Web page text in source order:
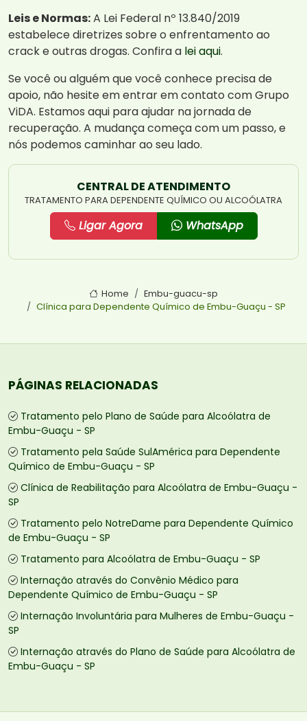
Leis e Normas:A Lei Federal nº 13.840/2019
estabelece diretrizes sobre o enfrentamento ao
crack e outras drogas. Confira a lei aqui.
Se você ou alguém que você conhece precisa de
apoio, não hesite em entrar em contato com Grupo
ViDA. Estamos aqui para ajudar na jornada de
recuperação. A mudança começa com um passo, e
nós podemos caminhar ao seu lado.
CENTRAL DE ATENDIMENTO
TRATAMENTO PARA DEPENDENTE QUÍMICO OU ALCOÓLATRA
Ligar Agora WhatsApp
Home
Embu-guacu-sp
Clínica para Dependente Químico de Embu-Guaçu - SP
PÁGINAS RELACIONADAS
Tratamento pelo Plano de Saúde para Alcoólatra de
Embu-Guaçu - SP
Tratamento pela Saúde SulAmérica para Dependente
Químico de Embu-Guaçu - SP
Clínica de Reabilitação para Alcoólatra de Embu-Guaçu -
SP
Tratamento pelo NotreDame para Dependente Químico
de Embu-Guaçu - SP
Tratamento para Alcoólatra de Embu-Guaçu - SP
Internação através do Convênio Médico para
Dependente Químico de Embu-Guaçu - SP
Internação Involuntária para Mulheres de Embu-Guaçu -
SP
Internação através do Plano de Saúde para Alcoólatra de
Embu-Guaçu - SP